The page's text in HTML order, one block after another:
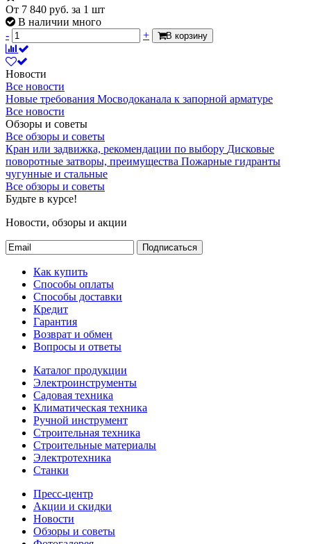
Присоединительный размер
Присоединительный размер
Указывает тип и размер
присоединительной резьбы арматуры
системы
Артикул 2287303
От 7 840 руб. за 1 шт
В наличии много
-
+ В корзину
Новости
Все новости
Новые требования Мосводоканала к запорной арматуре
Все новости
Обзоры и советы
Все обзоры и советы
Кран или задвижка, рекомендации по выбору Дисковые
поворотные затворы, преимущества Пожарные гидранты
чугунные и стальные
Все обзоры и советы
Будьте в курсе!
Новости, обзоры и акции
Подписаться
Как купить
Способы оплаты
Способы доставки
Кредит
Гарантия
Возврат и обмен
Вопросы и ответы
Каталог продукции
Электроинструменты
Садовая техника
Климатическая техника
Ручной инструмент
Строительная техника
Строительные материалы
Электротехника
Станки
Пресс-центр
Акции и скидки
Новости
Обзоры и советы